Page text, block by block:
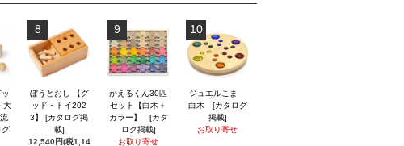
大
8
ぼうとおし 【グ
ッド・トイ202
3】 [カタログ掲
載]
12,540円(税1,14
9
かえるくん30匹
セット【白木＋
カラー】 [カタ
ログ掲載]
お取り寄せ
10
ジュエルこま
白木 [カタログ
掲載]
お取り寄せ